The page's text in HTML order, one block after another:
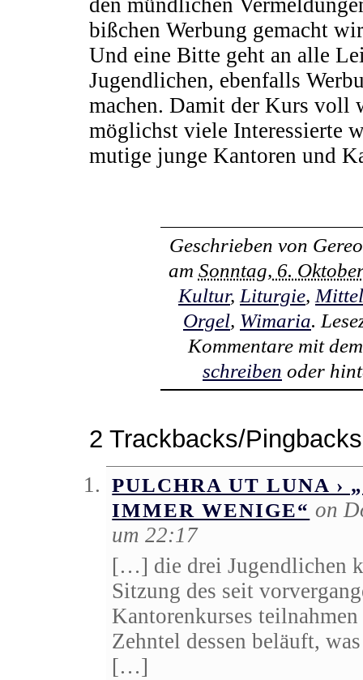
den mündlichen
bißchen Werbung gemacht
Und eine Bitte geht an alle
Jugendlichen, ebenfalls
machen. Damit der Kurs voll
möglichst viele Interessierte
mutige junge Kantoren und
Geschrieben von
am Sonntag, 6.
Kultur, Liturgie,
Orgel, Wimaria.
Kommentare mit
schreiben oder
2 Trackbacks/Pingbacks
PULCHRA UT LUNA ›
IMMER WENIGE“ on
um 22:17
[…] die drei Jugendlichen
Sitzung des seit
Kantorenkurses
Zehntel dessen beläuft,
[…]